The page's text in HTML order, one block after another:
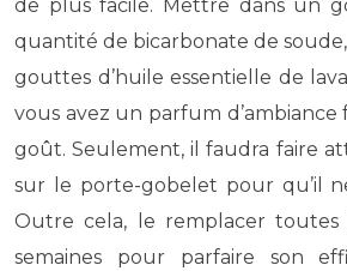
de plus facile. Mettre dans un
quantité de bicarbonate de
gouttes d’huile essentielle de
vous avez un parfum d’ambiance
goût. Seulement, il faudra faire
sur le porte-gobelet pour qu’il
Outre cela, le remplacer
semaines pour parfaire son